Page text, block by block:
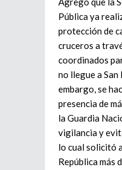
Pública ya
protección de
cruceros a
coordinados
no llegue a
embargo, se
presencia de
la Guardia
vigilancia y
lo cual solicitó
República más